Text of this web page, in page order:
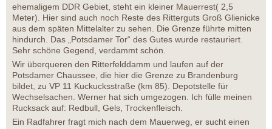
ehemaligem DDR Gebiet, steht ein kleiner Mauerrest( 2,5
Meter). Hier sind auch noch Reste des Ritterguts Groß Glienicke
aus dem späten Mittelalter zu sehen. Die Grenze führte mitten
hindurch. Das „Potsdamer Tor“ des Gutes wurde restauriert.
Sehr schöne Gegend, verdammt schön.
Wir überqueren den Ritterfelddamm und laufen auf der
Potsdamer Chaussee, die hier die Grenze zu Brandenburg
bildet, zu VP 11 Kuckucksstraße (km 85). Depotstelle für
Wechselsachen. Werner hat sich umgezogen. Ich fülle meinen
Rucksack auf: Redbull, Gels, Trockenfleisch.
Ein Radfahrer fragt mich nach dem Mauerweg, er sucht einen